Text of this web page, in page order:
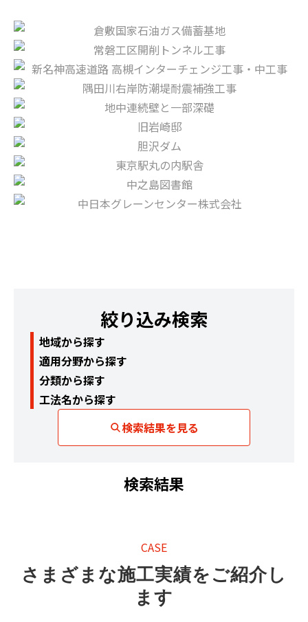
絞り込み検索
地域から探す
適用分野から探す
分類から探す
工法名から探す
検索結果を見る
検索結果
CASE
さまざまな施工実績をご紹介し
ます